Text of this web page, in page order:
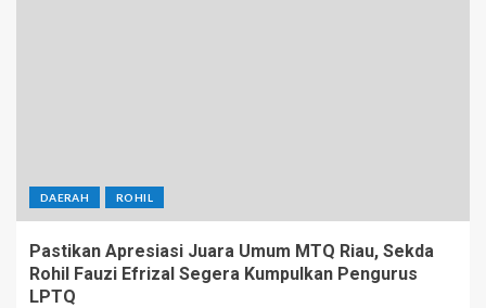
DAERAH ROHIL
Pastikan Apresiasi Juara Umum MTQ Riau, Sekda
Rohil Fauzi Efrizal Segera Kumpulkan Pengurus
LPTQ